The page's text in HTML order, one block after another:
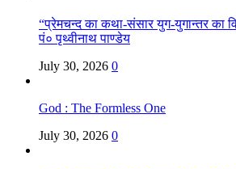
“प्रेमचन्द का कथा-संसार युग-युगान्तर का
पं० पृथ्वीनाथ पाण्डेय
July 30, 2026 0
God : The Formless One
July 30, 2026 0